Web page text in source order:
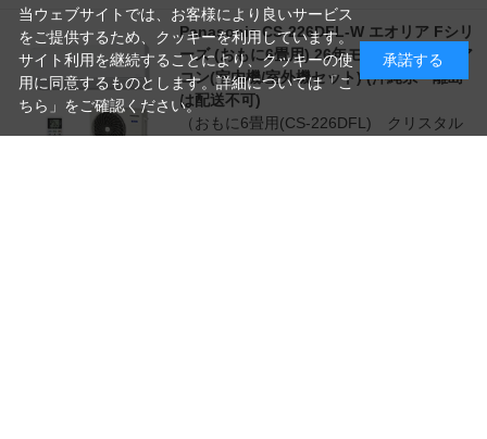
Panasonic CS-226DFL-W エオリア Fシリ
ーズ (おもに6畳用) 26年モデル ルームエア
コン(室内機/室外機セット) (沖縄県・離島
は配送不可)
（おもに6畳用(CS-226DFL) クリスタル
当ウェブサイトでは、お客様により良いサービス
をご提供するため、クッキーを利用しています。
サイト利用を継続することにより、クッキーの使
用に同意するものとします。詳細については「こ
ちら 」をご確認ください。
承諾する